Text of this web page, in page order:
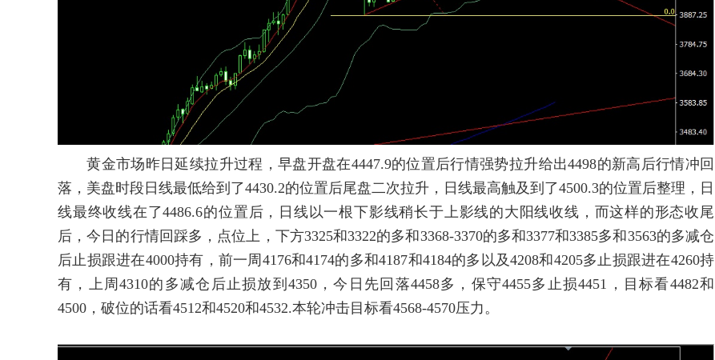
黄金市场昨日延续拉升过程，早盘开盘在4447.9的位置后行情强势拉升给出4498的新高后行情冲回
落，美盘时段日线最低给到了4430.2的位置后尾盘二次拉升，日线最高触及到了4500.3的位置后整理，日
线最终收线在了4486.6的位置后，日线以一根下影线稍长于上影线的大阳线收线，而这样的形态收尾
后，今日的行情回踩多，点位上，下方3325和3322的多和3368-3370的多和3377和3385多和3563的多减仓
后止损跟进在4000持有，前一周4176和4174的多和4187和4184的多以及4208和4205多止损跟进在4260持
有，上周4310的多减仓后止损放到4350，今日先回落4458多，保守4455多止损4451，目标看4482和
4500，破位的话看4512和4520和4532.本轮冲击目标看4568-4570压力。